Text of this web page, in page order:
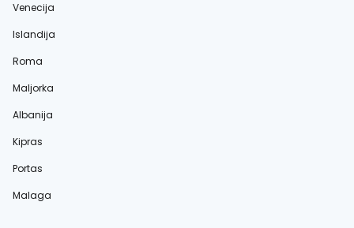
Venecija
Islandija
Roma
Maljorka
Albanija
Kipras
Portas
Malaga